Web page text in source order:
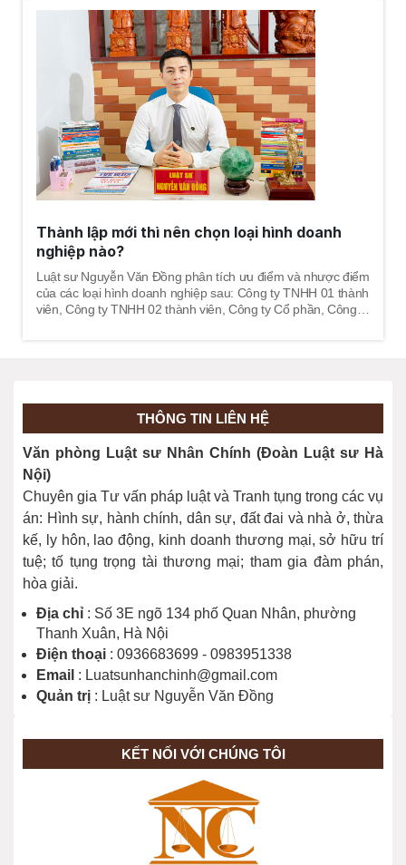
đổi con dấu pháp nhân
Thành lập mới thì nên chọn loại hình doanh
nghiệp nào?
Luật sư Nguyễn Văn Đồng phân tích ưu điểm và nhược điểm
của các loại hình doanh nghiệp sau: Công ty TNHH 01 thành
viên, Công ty TNHH 02 thành viên, Công ty Cổ phần, Công ty
THÔNG TIN LIÊN HỆ
Văn phòng Luật sư Nhân Chính (Đoàn Luật sư Hà
Nội)
Chuyên gia Tư vấn pháp luật và Tranh tụng trong các vụ
án: Hình sự, hành chính, dân sự, đất đai và nhà ở, thừa
kế, ly hôn, lao động, kinh doanh thương mại, sở hữu trí
tuệ; tố tụng trọng tài thương mại; tham gia đàm phán,
hòa giải.
Địa chỉ : Số 3E ngõ 134 phố Quan Nhân, phường
Thanh Xuân, Hà Nội
Điện thoại : 0936683699 - 0983951338
Email : Luatsunhanchinh@gmail.com
Quản trị : Luật sư Nguyễn Văn Đồng
KẾT NỐI VỚI CHÚNG TÔI